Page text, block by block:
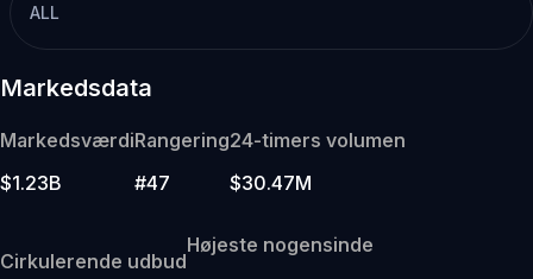
ALL
Markedsdata
Markedsværdi
$1.23B
Rangering
#47
24-timers volumen
$30.47M
Cirkulerende udbud
Højeste nogensinde